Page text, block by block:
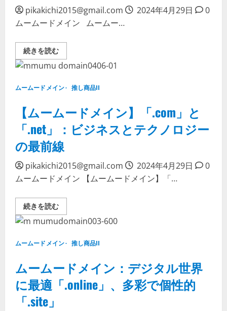
ド
メ
イ
し
っ
か
り
ー
ト！
つ
い
詳
し
く
読
pikakichi2015@gmail.com 2024年4月29日
0
ムームードメイン ムームー…
続きを読むム
ー
ム
ー
メ
イ
「4/30
最
終
日、
新
し
い
ま
り
に
な
ド
メ
イ
特
別
で！」
に
つ
い
ムームードメイン 推し商品II
【ムームードメイン】「.com」と
「.net」：ビジネスとテクノロジー
の最前線
pikakichi2015@gmail.com 2024年4月29日
0
ムームードメイン 【ムームードメイン】「…
続きを読む【ム
ー
ム
ー
メ
イ
「.com」
と
「.net」：
ビ
ジ
ムームードメイン 推し商品II
ムームードメイン：デジタル世界
に最適「.online」、多彩で個性的
「.site」